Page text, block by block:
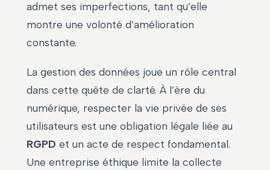
admet ses imperfections, tant qu’elle
montre une volonté d’amélioration
constante.
La gestion des données joue un rôle central
dans cette quête de clarté. À l’ère du
numérique, respecter la vie privée de ses
utilisateurs est une obligation légale liée au
RGPD et un acte de respect fondamental.
Une entreprise éthique limite la collecte